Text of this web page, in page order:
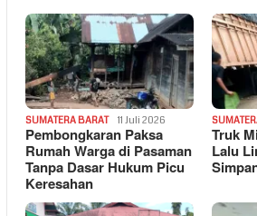
SUMATERA BARAT 11 Juli 2026
Pembongkaran Paksa
Rumah Warga di Pasaman
Tanpa Dasar Hukum Picu
Keresahan
Truk
Lalu